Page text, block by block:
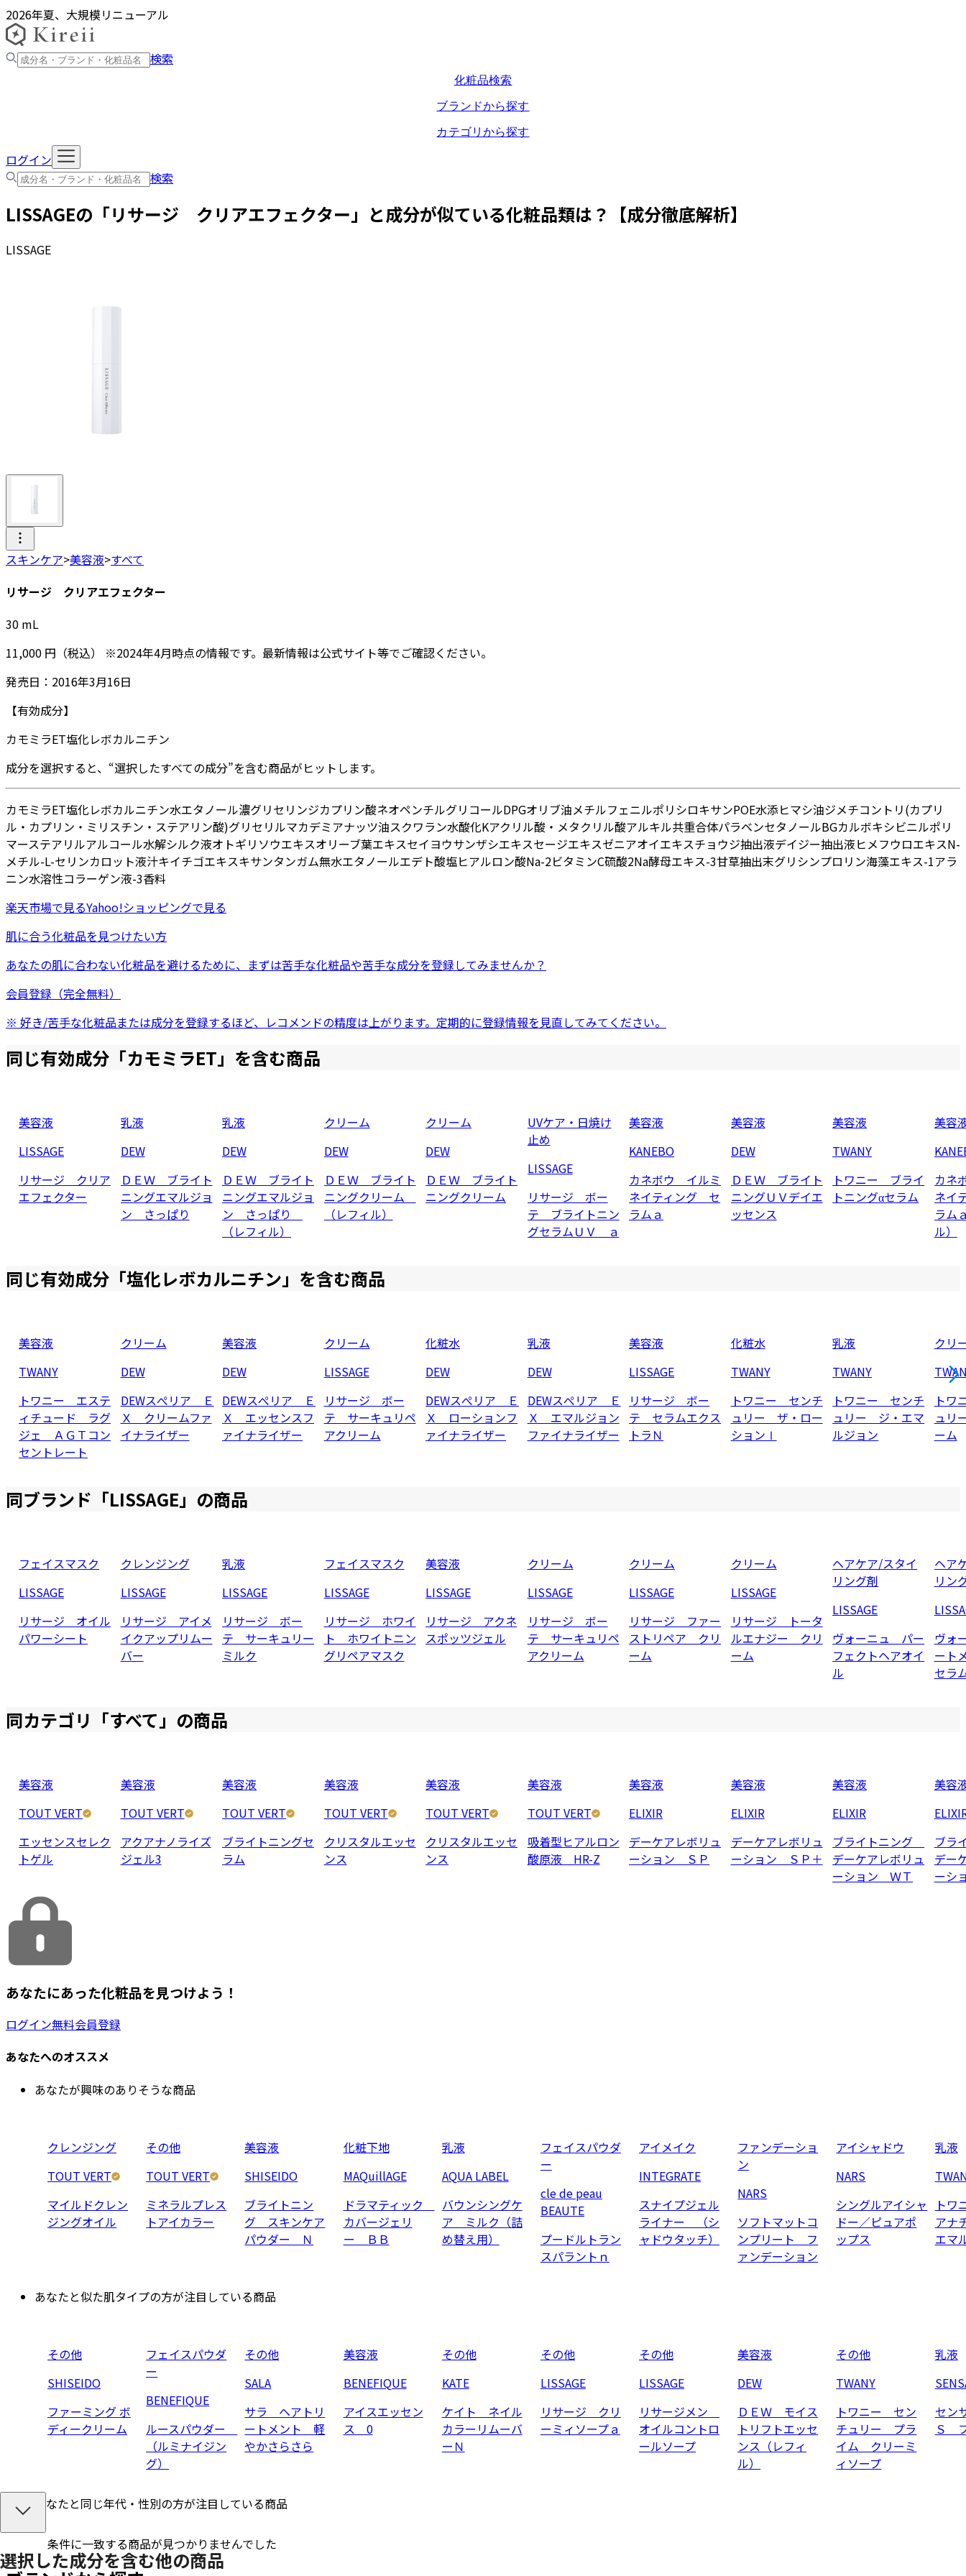
2026年夏、大規模リニューアル
検索
化粧品検索
ブランドから探す
カテゴリから探す
ログイン
検索
LISSAGEの「リサージ クリアエフェクター 」と成分が似ている化粧品類は？【成分徹底解析】
LISSAGE
スキンケア>美容液>すべて
リサージ クリアエフェクター
30 mL
11,000 円 （税込） ※2024年4月時点の情報です。最新情報は公式サイト等でご確認ください。
発売日： 2016年3月16日
【有効成分】
カモミラET塩化レボカルニチン
成分を選択すると、“選択したすべての成分”を含む商品がヒットします。
カモミラET塩化レボカルニチン水エタノール濃グリセリンジカプリン酸ネオペンチルグリコールDPGオリブ油メチルフェニルポリシロキサンPOE水添ヒマシ油ジメチコン トリ(カプリ
ル・カプリン・ミリスチン・ステアリン酸)グリセリルマカデミアナッツ油スクワラン水酸化Kアクリル酸・メタクリル酸アルキル共重合体パラベンセタノールBGカルボキシビニルポリ
マーステアリルアルコール水解シルク液オトギリソウエキスオリーブ葉エキスセイヨウサンザシエキスセージエキスゼニアオイエキスチョウジ抽出液デイジー抽出液ヒメフウロエキスN-
メチル-L-セリンカロット液汁キイチゴエキスキサンタンガム無水エタノールエデト酸塩ヒアルロン酸Na-2ビタミンC硫酸2Na酵母エキス-3甘草抽出末グリシンプロリン海藻エキス-1アラ
ニン水溶性コラーゲン液-3香料
楽天市場で見るYahoo!ショッピングで見る
肌に合う化粧品を見つけたい方
あなたの肌に合わない化粧品を避けるために、まずは苦手な化粧品や苦手な成分を登録してみませんか？
会員登録（完全無料）
※ 好き/苦手な化粧品または成分を登録するほど、レコメンドの精度は上がります。定期的に登録情報を見直してみてください。
同じ有効成分「カモミラET」を含む商品
美容液
LISSAGE
リサージ クリア
エフェクター
乳液
DEW
ＤＥＷ ブライト
ニングエマルジョ
ン さっぱり
乳液
DEW
ＤＥＷ ブライト
ニングエマルジョ
ン さっぱり
（レフィル）
クリーム
DEW
ＤＥＷ ブライト
ニングクリーム
（レフィル）
クリーム
DEW
ＤＥＷ ブライト
ニングクリーム
UVケア・日焼け
止め
LISSAGE
リサージ ボー
テ ブライトニン
グセラムＵＶ ａ
美容液
KANEBO
カネボウ イルミ
ネイティング セ
ラムａ
美容液
DEW
ＤＥＷ ブライト
ニングＵＶデイエ
ッセンス
美容液
TWANY
トワニー ブライ
トニングαセラム
美容
カネ
ネイ
ラム
ル）
同じ有効成分「塩化レボカルニチン」を含む商品
美容液
TWANY
トワニー エステ
ィチュード ラグ
ジェ ＡＧＴコン
セントレート
クリーム
DEW
DEWスぺリア Ｅ
Ｘ クリームファ
イナライザー
美容液
DEW
DEWスぺリア Ｅ
Ｘ エッセンスフ
ァイナライザー
クリーム
LISSAGE
リサージ ボー
テ サーキュリペ
アクリーム
化粧水
DEW
DEWスぺリア Ｅ
Ｘ ローションフ
ァイナライザー
乳液
DEW
DEWスぺリア Ｅ
Ｘ エマルジョン
ファイナライザー
美容液
LISSAGE
リサージ ボー
テ セラムエクス
トラＮ
化粧水
TWANY
トワニー センチ
ュリー ザ・ロー
ションⅠ
乳液
TWANY
トワニー センチ
ュリー ジ・エマ
ルジョン
クリ
トワ
ュリ
ーム
同ブランド「LISSAGE 」の商品
フェイスマスク
LISSAGE
リサージ オイル
パワーシート
クレンジング
LISSAGE
リサージ アイメ
イクアップリムー
バー
乳液
LISSAGE
リサージ ボー
テ サーキュリー
ミルク
フェイスマスク
LISSAGE
リサージ ホワイ
ト ホワイトニン
グリペアマスク
美容液
LISSAGE
リサージ アクネ
スポッツジェル
クリーム
LISSAGE
リサージ ボー
テ サーキュリペ
アクリーム
クリーム
LISSAGE
リサージ ファー
ストリペア クリ
ーム
クリーム
LISSAGE
リサージ トータ
ルエナジー クリ
ーム
ヘアケア/スタイ
リング剤
LISSAGE
ヴォーニュ パー
フェクトヘアオイ
ル
ヘア
リン
ヴォ
ート
セラ
同カテゴリ「すべて 」の商品
美容液
TOUT VERT
エッセンスセレク
トゲル
美容液
TOUT VERT
アクアナノライズ
ジェル3
美容液
TOUT VERT
ブライトニングセ
ラム
美容液
TOUT VERT
クリスタルエッセ
ンス
美容液
TOUT VERT
クリスタルエッセ
ンス
美容液
TOUT VERT
吸着型ヒアルロン
酸原液 HR-Z
美容液
ELIXIR
デーケアレボリュ
ーション ＳＰ
美容液
ELIXIR
デーケアレボリュ
ーション ＳＰ＋
美容液
ELIXIR
ブライトニング
デーケアレボリュ
ーション ＷＴ
美容
ブラ
デー
ーシ
選択した成分を含む他の商品
あなたにあった化粧品を見つけよう！
ログイン無料会員登録
あなたへのオススメ
あなたが興味のありそうな商品
クレンジング
TOUT VERT
マイルドクレン
ジングオイル
その他
TOUT VERT
ミネラルプレス
トアイカラー
美容液
SHISEIDO
ブライトニン
グ スキンケア
パウダー Ｎ
化粧下地
MAQuillAGE
ドラマティック
カバージェリ
ー ＢＢ
乳液
AQUA LABEL
バウンシングケ
ア ミルク（詰
め替え用）
フェイスパウダ
ー
cle de peau
BEAUTE
プードルトラン
スパラントｎ
アイメイク
INTEGRATE
スナイプジェル
ライナー （シ
ャドウタッチ）
ファンデーショ
ン
NARS
ソフトマットコ
ンプリート フ
ァンデーション
アイシャドウ
NARS
シングルアイシャ
ドー／ピュアポ
ップス
乳液
ト
アナ
エマ
あなたと似た肌タイプの方が注目している商品
その他
SHISEIDO
ファーミング ボ
ディークリーム
フェイスパウダ
ー
BENEFIQUE
ルースパウダー
（ルミナイジン
グ）
その他
SALA
サラ ヘアトリ
ートメント 軽
やかさらさら
美容液
BENEFIQUE
アイスエッセン
ス 0
その他
KATE
ケイト ネイル
カラーリムーバ
ーＮ
その他
LISSAGE
リサージ クリ
ーミィソープａ
その他
LISSAGE
リサージメン
オイルコントロ
ールソープ
美容液
DEW
ＤＥＷ モイス
トリフトエッセ
ンス（レフィ
ル）
その他
TWANY
トワニー セン
チュリー プラ
イム クリーミ
ィソープ
乳液
セン
Ｓ
あなたと同じ年代・性別の方が注目している商品
条件に一致する商品が見つかりませんでした